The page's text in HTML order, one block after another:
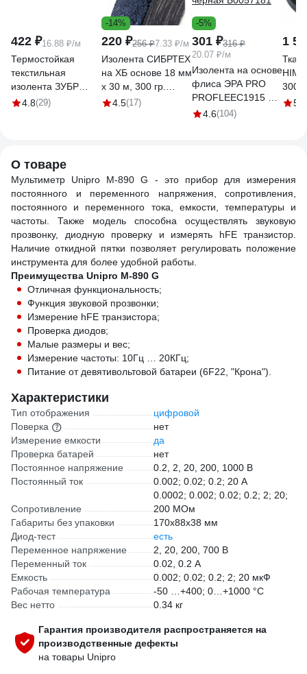
422 ₽16.88 ₽/м
Термостойкая
текстильная
изолента ЗУБР
Авто-Жгут 19 мм х
4.8(29)
-14%
220 ₽256 ₽7.33 ₽/м
Изолента СИБРТЕХ
на ХБ основе 18 мм
х 30 м, 300 гр.
88762
4.5(17)
-5%
301 ₽316 ₽
20.07 ₽/м
Изолента на основе
флиса ЭРА PRO
PROFLEEC1915 19
мм, 15 м, 0,3 мм,
4.6(104)
1
300 г,
5
О товаре
Мультиметр Unipro М-890 G - это прибор для измерения
постоянного и переменного напряжения, сопротивления,
постоянного и переменного тока, емкости, температуры и
частоты. Также модель способна осуществлять звуковую
прозвонку, диодную проверку и измерять hFE транзистор.
Наличие откидной пятки позволяет регулировать положение
инструмента для более удобной работы.
Преимущества Unipro М-890 G
Отличная функциональность;
Функция звуковой прозвонки;
Измерение hFE транзистора;
Проверка диодов;
Малые размеры и вес;
Измерение частоты: 10Гц … 20КГц;
Питание от девятивольтовой батареи (6F22, "Крона").
Характеристики
Тип отображения
цифровой
Поверка
нет
Измерение емкости
да
Проверка батарей
нет
Постоянное напряжение
0.2, 2, 20, 200, 1000 В
Постоянный ток
0.002; 0.02; 0.2; 20 А
Сопротивление
0.0002; 0.002; 0.02; 0.2; 2; 20;
200 МОм
Габариты без упаковки
170х88х38 мм
Диод-тест
есть
Переменное напряжение
2, 20, 200, 700 В
Переменный ток
0.02, 0.2 А
Емкость
0.002; 0.02; 0.2; 2; 20 мкФ
Рабочая температура
-50 …+400; 0…+1000 °С
Вес нетто
0.34 кг
Гарантия производителя распространяется на
производственные дефекты
на товары Unipro